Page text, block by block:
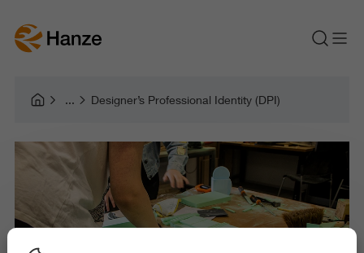
Designer’s Professional Identity (DPI)